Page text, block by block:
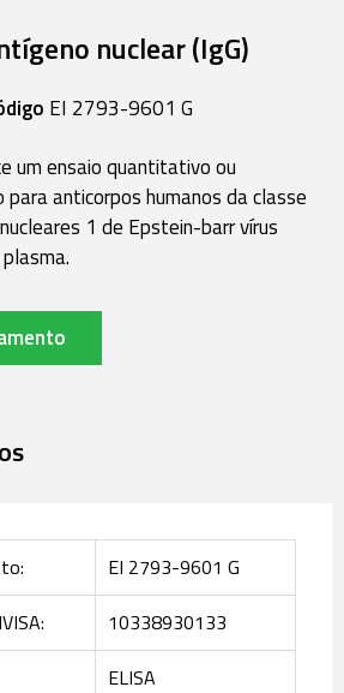
nuclear (IgG)
EI 2793-9601 G
um ensaio quantitativo ou
anticorpos humanos da classe
1 de Epstein-barr vírus
EI 2793-9601 G
10338930133
ELISA